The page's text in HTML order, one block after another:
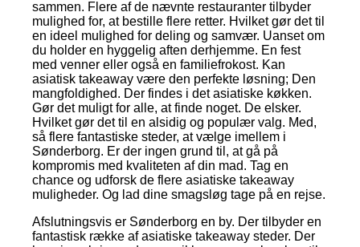
sammen. Flere af de nævnte restauranter tilbyder
mulighed for, at bestille flere retter. Hvilket gør det til
en ideel mulighed for deling og samvær. Uanset om
du holder en hyggelig aften derhjemme. En fest
med venner eller også en familiefrokost. Kan
asiatisk takeaway være den perfekte løsning; Den
mangfoldighed. Der findes i det asiatiske køkken.
Gør det muligt for alle, at finde noget. De elsker.
Hvilket gør det til en alsidig og populær valg. Med,
så flere fantastiske steder, at vælge imellem i
Sønderborg. Er der ingen grund til, at gå på
kompromis med kvaliteten af din mad. Tag en
chance og udforsk de flere asiatiske takeaway
muligheder. Og lad dine smagsløg tage på en rejse.
Afslutningsvis er Sønderborg en by. Der tilbyder en
fantastisk række af asiatiske takeaway steder. Der